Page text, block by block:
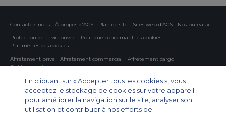
Contactez-nous À propos d'ACS Plan de site Sites web d’ACS
Nos bureaux
Protection de la vie privée
Politique concernant les cookies
Paramètres des cookies
Affrètement privé
Affrètement commercial
Affrètement cargo
Guide des avions
Private Charter App
En cliquant sur « Accepter tous les cookies », vous
acceptez le stockage de cookies sur votre appareil
pour améliorer la navigation sur le site, analyser son
utilisation et contribuer à nos efforts de